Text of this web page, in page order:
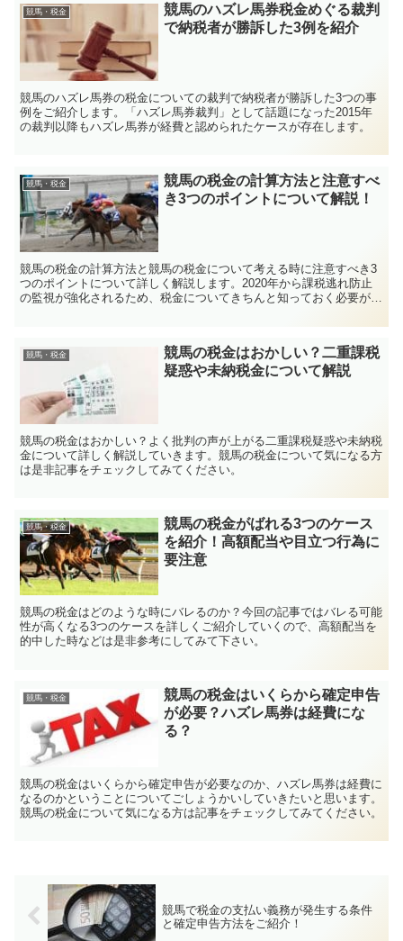
競馬・税金
競馬のハズレ馬券税金めぐる裁判
で納税者が勝訴した3例を紹介
競馬のハズレ馬券の税金についての裁判で納税者が勝訴した3つの事
例をご紹介します。「ハズレ馬券裁判」として話題になった2015年
の裁判以降もハズレ馬券が経費と認められたケースが存在します。
競馬・税金
競馬の税金の計算方法と注意すべ
き3つのポイントについて解説！
競馬の税金の計算方法と競馬の税金について考える時に注意すべき3
つのポイントについて詳しく解説します。2020年から課税逃れ防止
の監視が強化されるため、税金についてきちんと知っておく必要があ
競馬・税金
競馬の税金はおかしい？二重課税
疑惑や未納税金について解説
競馬の税金はおかしい？よく批判の声が上がる二重課税疑惑や未納税
金について詳しく解説していきます。競馬の税金について気になる方
は是非記事をチェックしてみてください。
競馬・税金
競馬の税金がばれる3つのケース
を紹介！高額配当や目立つ行為に
要注意
競馬の税金はどのような時にバレるのか？今回の記事ではバレる可能
性が高くなる3つのケースを詳しくご紹介していくので、高額配当を
的中した時などは是非参考にしてみて下さい。
競馬・税金
競馬の税金はいくらから確定申告
が必要？ハズレ馬券は経費にな
る？
競馬の税金はいくらから確定申告が必要なのか、ハズレ馬券は経費に
なるのかということについてごしょうかいしていきたいと思います。
競馬の税金について気になる方は記事をチェックしてみてください。
競馬で税金の支払い義務が発生する条件
と確定申告方法をご紹介！